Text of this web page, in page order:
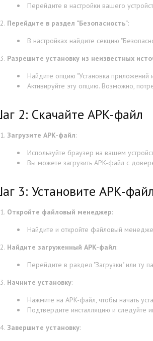
Перейдите в настройки вашего
Перейдите в раздел "Безопасность":
В настройках найдите секцию
Разрешите установку из неизвестных
Найдите опцию "Установка приложений
Активируйте эту опцию. Возможно,
2: Скачайте APK-файл
Загрузите APK-файл:
Используйте браузер на вашем
Вы можете загрузить APK-файл с
3: Установите APK-файл
Откройте файловый менеджер:
Найдите и откройте файловый
Найдите загруженный APK-файл:
Перейдите в раздел "Загрузки" или ту
Начните установку:
Нажмите на APK-файл, чтобы начать
Подтвердите инсталляцию и следуйте
Завершите установку: